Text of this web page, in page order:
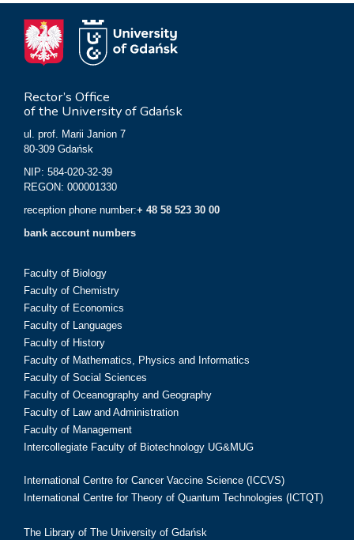
Rector’s Office
of the University of Gdańsk
ul. prof. Marii Janion 7
80-309 Gdańsk
NIP: 584-020-32-39
REGON: 000001330
reception phone number:+ 48 58 523 30 00
bank account numbers
Faculty of Biology
Faculty of Chemistry
Faculty of Economics
Faculty of Languages
Faculty of History
Faculty of Mathematics, Physics and Informatics
Faculty of Social Sciences
Faculty of Oceanography and Geography
Faculty of Law and Administration
Faculty of Management
Intercollegiate Faculty of Biotechnology UG&MUG
International Centre for Cancer Vaccine Science (ICCVS)
International Centre for Theory of Quantum Technologies (ICTQT)
The Library of The University of Gdańsk